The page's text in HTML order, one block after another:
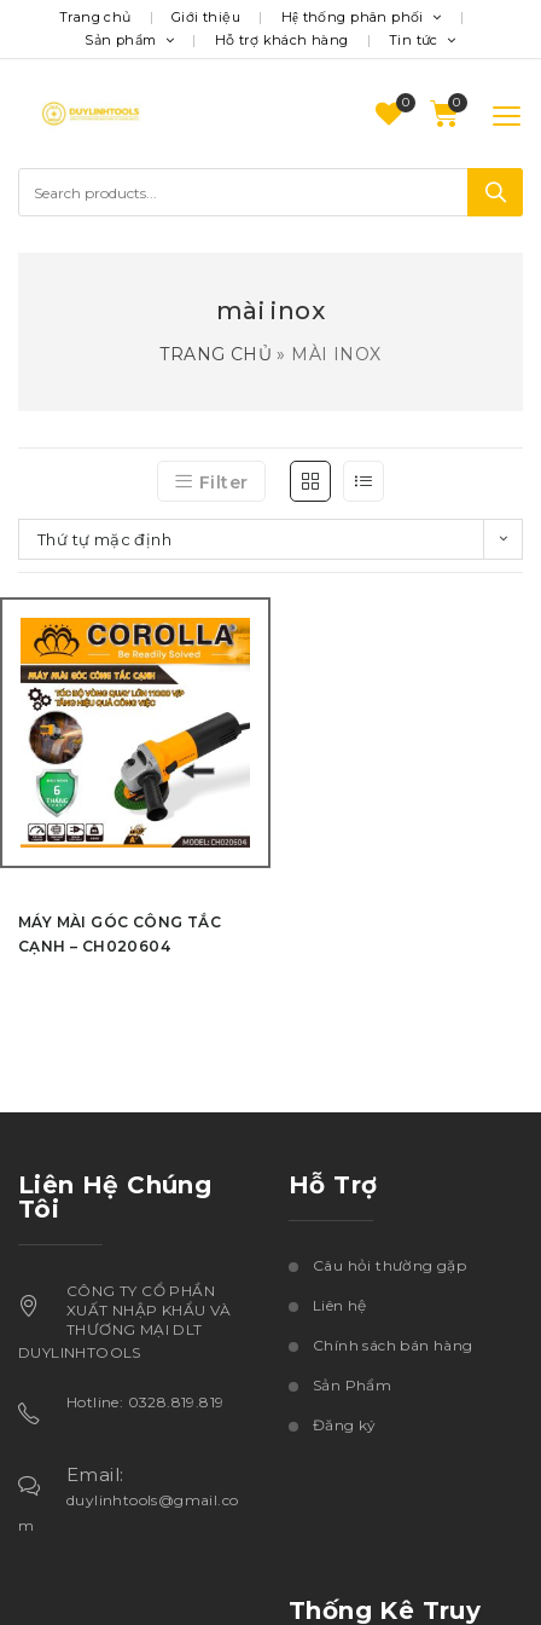
Trang chủ Giới thiệu
Hệ thống phân phối
Sản phẩm
Hỗ trợ khách hàng Tin tức
0
mài inox
TRANG CHỦ » MÀI INOX
Filter
Thứ tự mặc định
MÁY MÀI GÓC CÔNG TẮC
CẠNH – CH020604
Liên Hệ Chúng
Tôi
CÔNG TY CỔ PHẦN
XUẤT NHẬP KHẨU VÀ
THƯƠNG MẠI DLT
DUYLINHTOOLS
Hotline: 0328.819.819
Email:
duylinhtools@gmail.co
m
Hỗ Trợ
Câu hỏi thường gặp
Liên hệ
Chính sách bán hàng
Sản Phẩm
Đăng ký
Thống Kê Truy